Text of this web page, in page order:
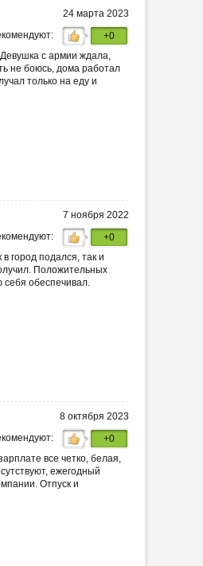
24 марта 2023
+0
с армии ждала,
не боюсь, дома работал
только на еду и
7 ноября 2022
+0
город подался, так и
Положительных
себя обеспечивал.
8 октября 2023
+0
все четко, белая,
ежегодный
Отпуск и